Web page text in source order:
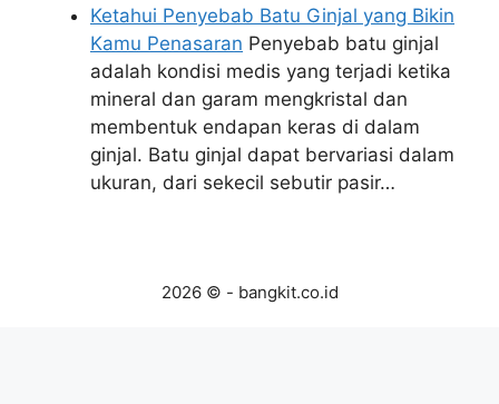
Ketahui Penyebab Batu Ginjal yang Bikin
Kamu Penasaran Penyebab batu ginjal
adalah kondisi medis yang terjadi ketika
mineral dan garam mengkristal dan
membentuk endapan keras di dalam
ginjal. Batu ginjal dapat bervariasi dalam
ukuran, dari sekecil sebutir pasir…
2026 © - bangkit.co.id